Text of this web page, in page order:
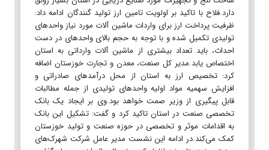
دارد.فلاح با تاکید بر اولویت تامین ارز تولید گنندگان ادامه داد:
ظرفیت پرداخت ارز برای واردات ماشین آلات مورد نیاز واحدهای
تولیدی تکمیل شده و با توجه به حجم بالای واحدهای در دست
احداث، باید تعداد بیشتری از ماشین آلات وارداتی به استان
اختصاص یابد.مدیر کل صنعت، معدن و تجارت خوزستان اضافه
کرد: تخصیص ارز به استان از محل درآمدهای صادراتی و
افزایش سهمیه مواد اولیه واحدهای تولیدی از جمله مطالبات
قابل پیگیری از وزیر صمت خواهد بود.وی بر ایجاد یک بانک
تخصصی صنعت در استان تاکید کرد و گفت: تشکیل این بانک
به اقدامات موثر و تخصصی در حوزه صنعت و تولید خوزستان
کمک می‌کند.در ادامه این نشست مدیر عامل شرکت شهرک‌های